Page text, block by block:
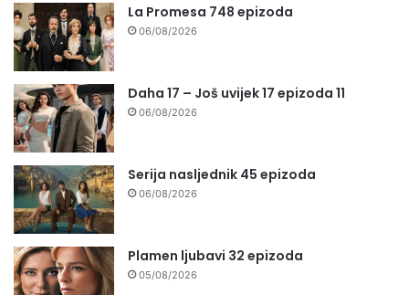
La Promesa 748 epizoda
06/08/2026
Daha 17 – Još uvijek 17 epizoda 11
06/08/2026
Serija nasljednik 45 epizoda
06/08/2026
Plamen ljubavi 32 epizoda
05/08/2026